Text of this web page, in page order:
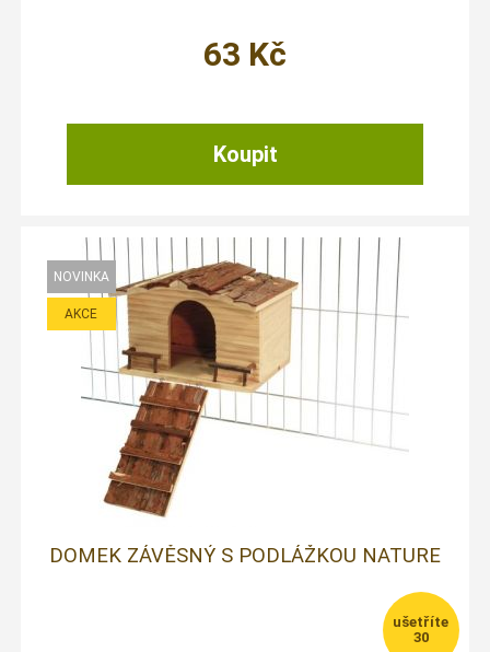
63 Kč
DOMEK ZÁVĚSNÝ S PODLÁŽKOU NATURE
30